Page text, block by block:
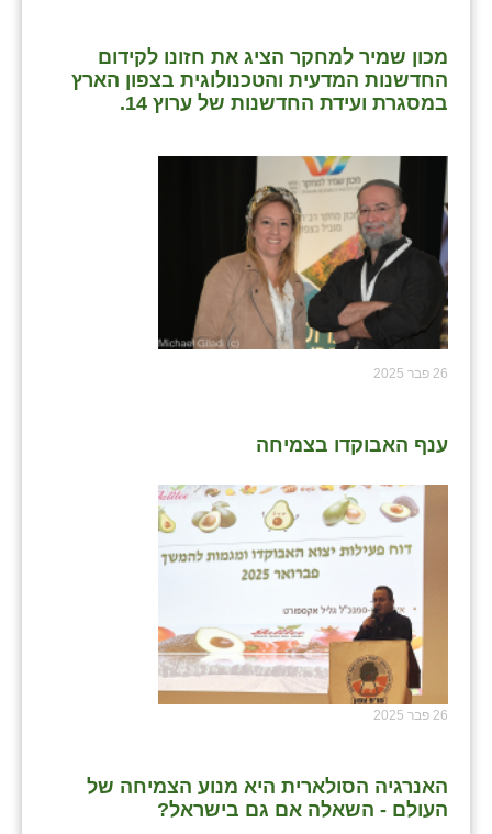
מכון שמיר למחקר הציג את חזונו לקידום
החדשנות המדעית והטכנולוגית בצפון הארץ
במסגרת ועידת החדשנות של ערוץ 14.
26 פבר 2025
ענף האבוקדו בצמיחה
26 פבר 2025
האנרגיה הסולארית היא מנוע הצמיחה של
העולם - השאלה אם גם בישראל?